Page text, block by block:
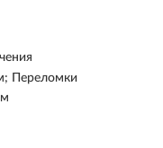
Переломки